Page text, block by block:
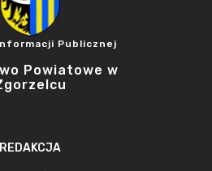
Publicznej
Powiatowe w
REDAKCJA